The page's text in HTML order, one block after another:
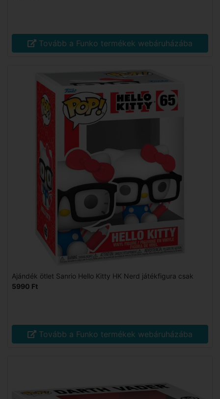
Tovább a Funko termékek webáruházába
Ajándék ötlet Sanrio Hello Kitty HK Nerd játékfigura csak
5990 Ft
Tovább a Funko termékek webáruházába